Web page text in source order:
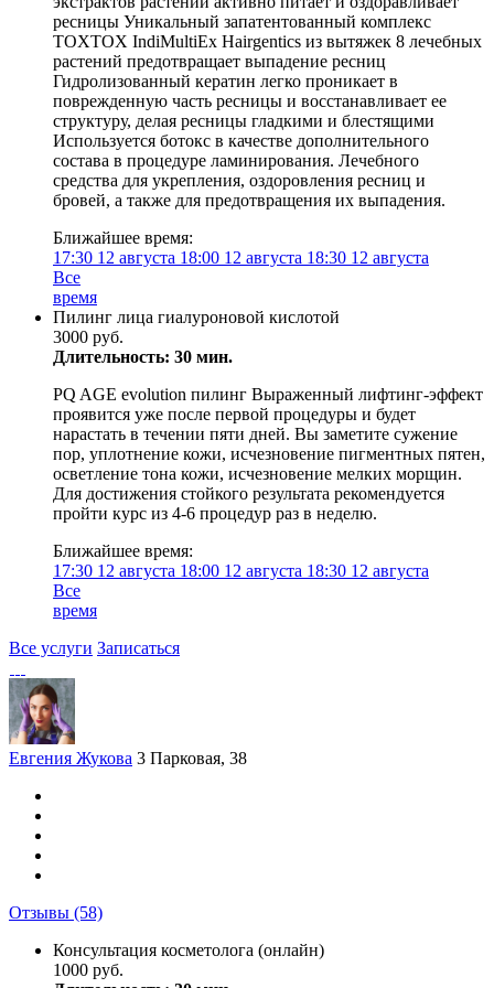
ресницы Уникальный запатентованный комплекс
TOXTOX IndiMultiEx Hairgentics из вытяжек 8 лечебных
растений предотвращает выпадение ресниц
Гидролизованный кератин легко проникает в
поврежденную часть ресницы и восстанавливает ее
структуру, делая ресницы гладкими и блестящими
Используется ботокс в качестве дополнительного
состава в процедуре ламинирования. Лечебного
средства для укрепления, оздоровления ресниц и
бровей, а также для предотвращения их выпадения.
Ближайшее время:
17:30 12 августа 18:00 12 августа 18:30 12 августа
Все
время
Пилинг лица гиалуроновой кислотой
3000 руб.
Длительность: 30 мин.
PQ AGE evolution пилинг Выраженный лифтинг-эффект
проявится уже после первой процедуры и будет
нарастать в течении пяти дней. Вы заметите сужение
пор, уплотнение кожи, исчезновение пигментных пятен,
осветление тона кожи, исчезновение мелких морщин.
Для достижения стойкого результата рекомендуется
пройти курс из 4-6 процедур раз в неделю.
Ближайшее время:
17:30 12 августа 18:00 12 августа 18:30 12 августа
Все
время
Все услуги Записаться
Евгения Жукова 3 Парковая, 38
Отзывы (58)
Консультация косметолога (онлайн)
1000 руб.